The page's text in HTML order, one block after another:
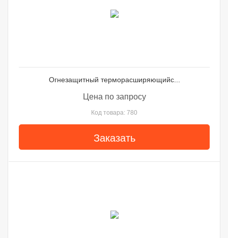
Огнезащитный терморасширяющийс...
Цена по запросу
Код товара: 780
Заказать